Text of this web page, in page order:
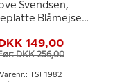
Svendsen,
Blåmejse
149,00
DKK 256,00
Varenr.: TSF1982